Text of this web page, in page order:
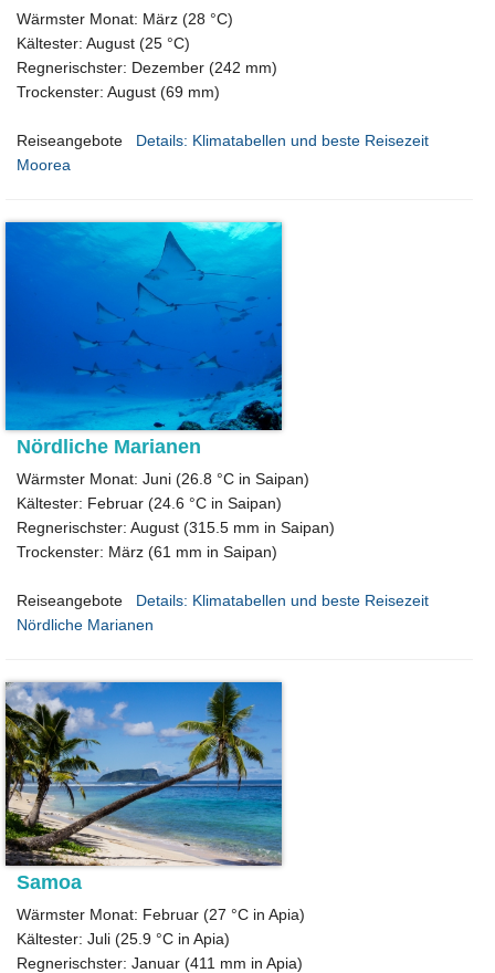
Wärmster Monat: März (28 °C)
Kältester: August (25 °C)
Regnerischster: Dezember (242 mm)
Trockenster: August (69 mm)
Reiseangebote
Details: Klimatabellen und beste Reisezeit
Moorea
Nördliche Marianen
Wärmster Monat: Juni (26.8 °C in Saipan)
Kältester: Februar (24.6 °C in Saipan)
Regnerischster: August (315.5 mm in Saipan)
Trockenster: März (61 mm in Saipan)
Reiseangebote
Details: Klimatabellen und beste Reisezeit
Nördliche Marianen
Samoa
Wärmster Monat: Februar (27 °C in Apia)
Kältester: Juli (25.9 °C in Apia)
Regnerischster: Januar (411 mm in Apia)